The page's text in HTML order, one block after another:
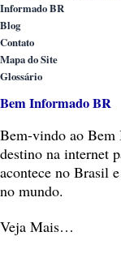
Informado BR
Blog
Contato
Mapa do Site
Glossário
Bem Informado BR
Bem-vindo ao Bem
destino na internet
acontece no Brasil e
no mundo.
Veja Mais…